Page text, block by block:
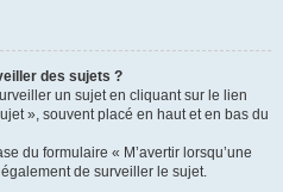
des sujets ?
un sujet en cliquant sur le lien
», souvent placé en haut et en bas du
du formulaire « M’avertir lorsqu’une
de surveiller le sujet.